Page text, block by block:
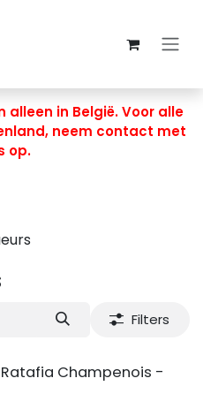
in België. Voor alle
neem contact met
op.
Filters
Champenois -